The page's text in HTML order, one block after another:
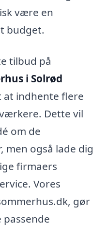
være en
budget.
tilbud på
i Solrød
at indhente flere
Dette vil
om de
men også lade dig
firmaers
Vores
gør